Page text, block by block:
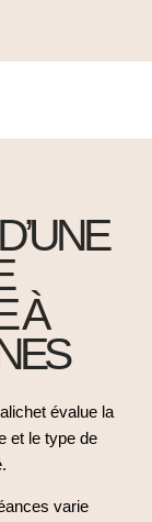
À
évalue la
et le type de
varie